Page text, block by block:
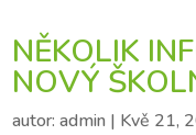
NĚKOLIK
NOVÝ
autor:admin | Kvě 21,